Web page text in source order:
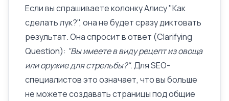
Если вы спрашиваете колонку Алису "Как
сделать лук?", она не будет сразу диктовать
результат. Она спросит в ответ (Clarifying
Question): "Вы имеете в виду рецепт из овоща
или оружие для стрельбы?". Для SEO-
специалистов это означает, что вы больше
не можете создавать страницы под общие